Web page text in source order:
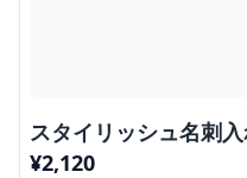
スタイリッシュ名刺
¥2,120